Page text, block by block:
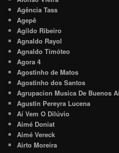
Agência Tass
Agepê
Agildo Ribeiro
Agnaldo Rayol
Agnaldo Timóteo
Agora 4
Agostinho de Matos
Agostinho dos Santos
Agrupacion Musica De Buenos
Agustin Pereyra Lucena
Aí Vem O Dilúvio
Aimé Doniat
Aimé Vereck
Airto Moreira